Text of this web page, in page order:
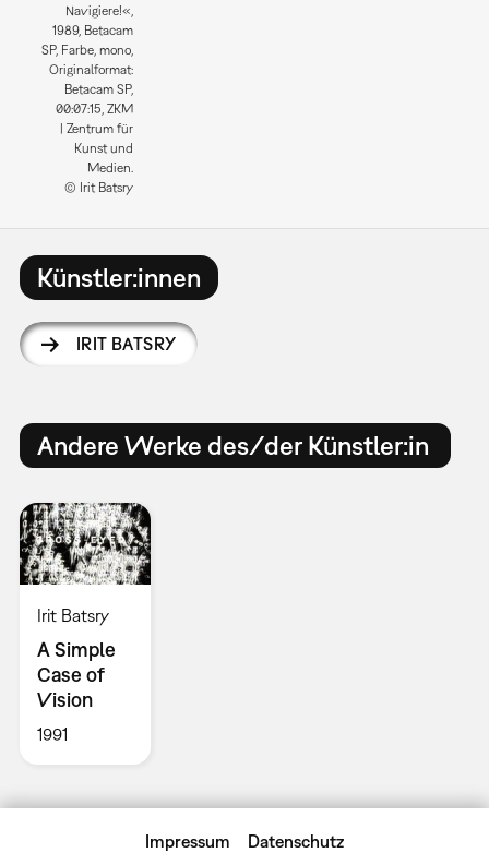
Navigiere!«,
1989, Betacam
SP, Farbe, mono,
Originalformat:
Betacam SP,
00:07:15, ZKM
| Zentrum für
Kunst und
Medien.
© Irit Batsry
Künstler:innen
IRIT BATSRY
Andere Werke des/der Künstler:in
Irit Batsry
A Simple
Case of
Vision
1991
Impressum Datenschutz